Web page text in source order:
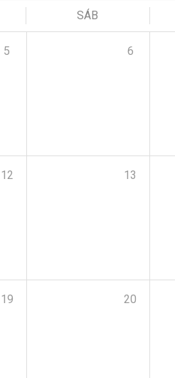
SÁB
5 6
12 13
19 20